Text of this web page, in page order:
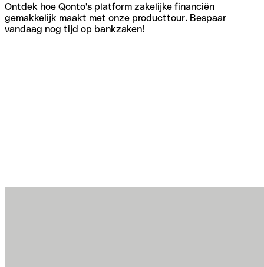
Ontdek hoe Qonto's platform zakelijke financiën
gemakkelijk maakt met onze producttour. Bespaar
vandaag nog tijd op bankzaken!